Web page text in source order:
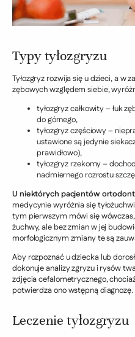
Typy tyłozgryzu
Tyłozgryz rozwija się u dzieci, a w
zębowych względem siebie,
tyłozgryz całkowity – łuk
do górnego,
tyłozgryz częściowy –
ustawione są jedynie
prawidłowo),
tyłozgryz rzekomy –
nadmiernego rozrostu
U niektórych pacjentów
medycynie wyróżnia się
tym pierwszym mówi się
żuchwy, ale bez zmian w jej
morfologicznym zmiany te są
Aby rozpoznać u dziecka lub
dokonuje analizy zgryzu i rysów
zdjęcia cefalometrycznego,
potwierdza ono wstępną diagnozę.
Leczenie tyłozgryzu